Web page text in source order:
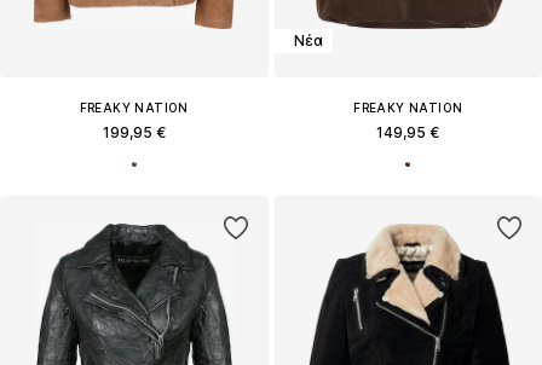
FREAKY NATION
199,95 €
Νέα
FREAKY NATION
149,95 €